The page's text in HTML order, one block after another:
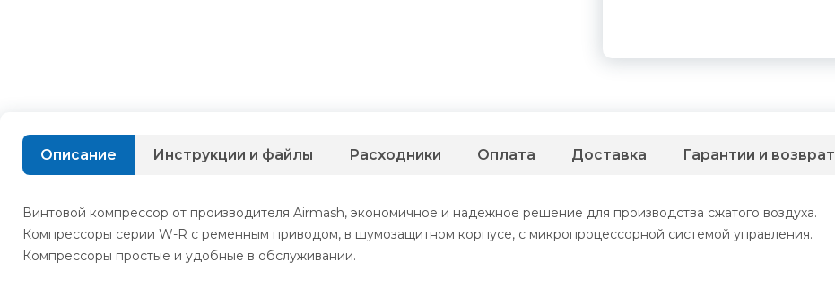
Описание
Винтовой компрессор от производителя Airmash, экономичное и надежное решение для производства сжатого воздуха.
Компрессоры серии W-R с ременным приводом, в шумозащитном корпусе, с микропроцессорной системой управления.
Компрессоры простые и удобные в обслуживании.
Инструкции и файлы Расходники Оплата Доставка Гарантии и возврат